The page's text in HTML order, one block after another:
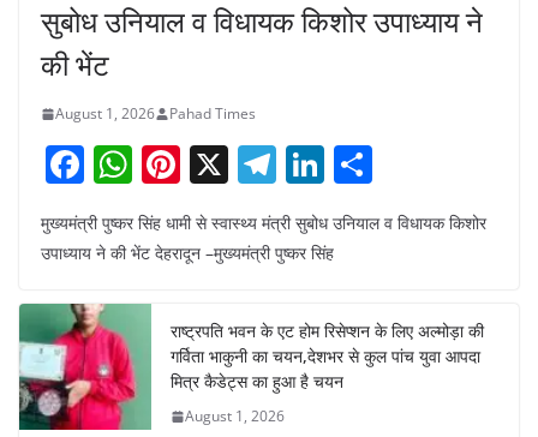
सुबोध उनियाल व विधायक किशोर उपाध्याय ने
की भेंट
August 1, 2026 Pahad Times
F
a
c
b
o
o
W
h
at
A
p
p
Pi
nt
er
e
st
X T
el
e
gr
a
m
Li
n
k
dI
n
ar
मुख्यमंत्री पुष्कर सिंह धामी से स्वास्थ्य मंत्री सुबोध उनियाल व विधायक किशोर
उपाध्याय ने की भेंट देहरादून –मुख्यमंत्री पुष्कर सिंह
राष्ट्रपति भवन के एट होम रिसेप्शन के लिए अल्मोड़ा की
गर्विता भाकुनी का चयन,देशभर से कुल पांच युवा आपदा
मित्र कैडेट्स का हुआ है चयन
August 1, 2026